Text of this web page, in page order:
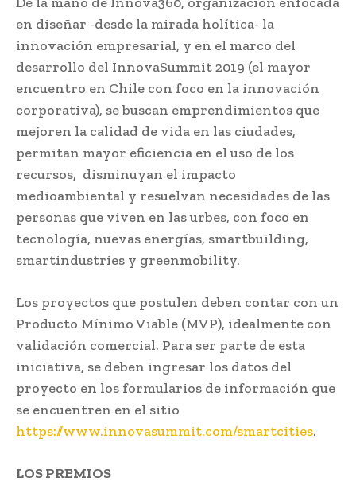
en diseñar -desde la mirada holítica- la
innovación empresarial, y en el marco del
desarrollo del InnovaSummit 2019 (el mayor
encuentro en Chile con foco en la innovación
corporativa), se buscan emprendimientos que
mejoren la calidad de vida en las ciudades,
permitan mayor eficiencia en el uso de los
recursos, disminuyan el impacto
medioambiental y resuelvan necesidades de las
personas que viven en las urbes, con foco en
tecnología, nuevas energías, smartbuilding,
smartindustries y greenmobility.
Los proyectos que postulen deben contar con un
Producto Mínimo Viable (MVP), idealmente con
validación comercial. Para ser parte de esta
iniciativa, se deben ingresar los datos del
proyecto en los formularios de información que
se encuentren en el sitio
https://www.innovasummit.com/smartcities.
LOS PREMIOS